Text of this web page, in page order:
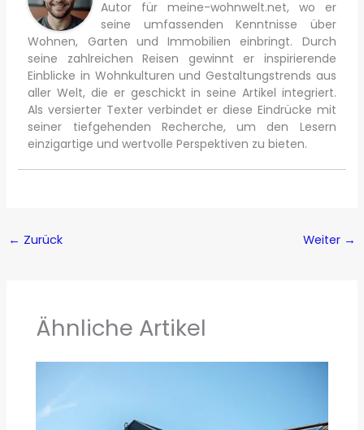
Autor für meine-wohnwelt.net, wo er
seine umfassenden Kenntnisse über
Wohnen, Garten und Immobilien einbringt. Durch
seine zahlreichen Reisen gewinnt er inspirierende
Einblicke in Wohnkulturen und Gestaltungstrends aus
aller Welt, die er geschickt in seine Artikel integriert.
Als versierter Texter verbindet er diese Eindrücke mit
seiner tiefgehenden Recherche, um den Lesern
einzigartige und wertvolle Perspektiven zu bieten.
← Zurück Weiter →
Ähnliche Artikel